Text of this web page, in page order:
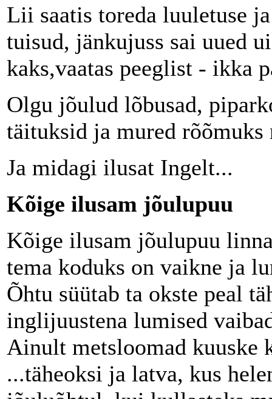
Lii saatis toreda luuletuse
tuisud, jänkujuss sai uued
kaks,vaatas peeglist - ikka
Olgu jõulud lõbusad,
täituksid ja mured
Ja midagi ilusat Ingelt...
Kõige ilusam jõulupuu
Kõige ilusam jõulupuu
tema koduks on vaikne ja
Õhtu süütab ta okste peal
inglijuustena lumised
Ainult metsloomad kuuske
...täheoksi ja latva, kus